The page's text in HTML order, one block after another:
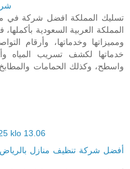
تسليك المملكة افضل شركة في
المملكة العربية السعودية
ومميزاتها وخدماتها، وأرقام
خدماتها لكشف تسريب المياه
واسطح، وكذلك الحمامات
klo 13.06
أفضل شركة تنظيف منازل بالرياض